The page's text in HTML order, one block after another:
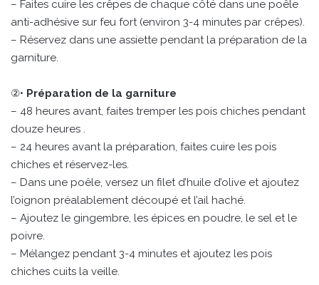
– Faites cuire les crêpes de chaque côté dans une poêle
anti-adhésive sur feu fort (environ 3-4 minutes par crêpes).
– Réservez dans une assiette pendant la préparation de la
garniture.
②• Préparation de la garniture
– 48 heures avant, faites tremper les pois chiches pendant
douze heures .
– 24 heures avant la préparation, faites cuire les pois
chiches et réservez-les.
– Dans une poêle, versez un filet d’huile d’olive et ajoutez
l’oignon préalablement découpé et l’ail haché.
– Ajoutez le gingembre, les épices en poudre, le sel et le
poivre.
– Mélangez pendant 3-4 minutes et ajoutez les pois
chiches cuits la veille.